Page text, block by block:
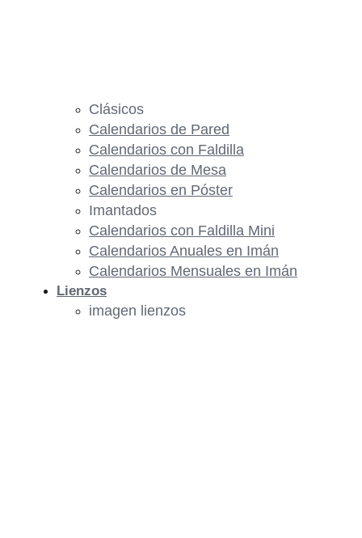
Clásicos
Calendarios de Pared
Calendarios con Faldilla
Calendarios de Mesa
Calendarios en Póster
Imantados
Calendarios con Faldilla Mini
Calendarios Anuales en Imán
Calendarios Mensuales en Imán
Lienzos
imagen lienzos